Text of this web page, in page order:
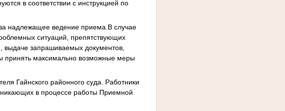
в соответствии с инструкцией по
надлежащее ведение приема.В случае
ситуаций, препятствующих
запрашиваемых документов,
принять максимально возможные меры
Гайнского районного суда. Работники
в процессе работы Приемной